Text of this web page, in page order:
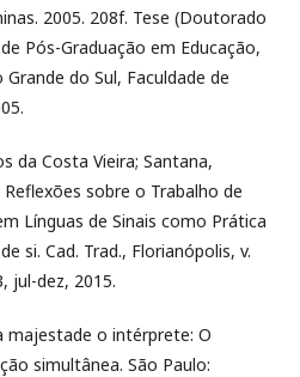
2005. 208f. Tese (Doutorado
Pós-Graduação em Educação,
do Sul, Faculdade de
da Costa Vieira; Santana,
Reflexões sobre o Trabalho de
Línguas de Sinais como Prática
si. Cad. Trad., Florianópolis, v.
jul-dez, 2015.
majestade o intérprete: O
simultânea. São Paulo: